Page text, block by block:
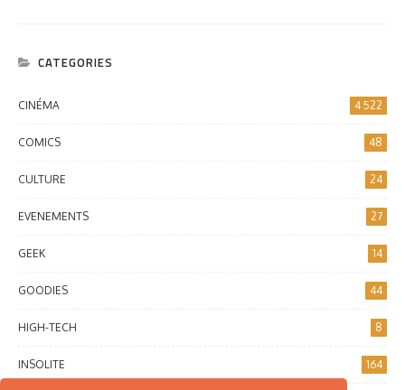
CATEGORIES
CINÉMA 4 522
COMICS 48
CULTURE 24
EVENEMENTS 27
GEEK 14
GOODIES 44
HIGH-TECH 8
INSOLITE 164